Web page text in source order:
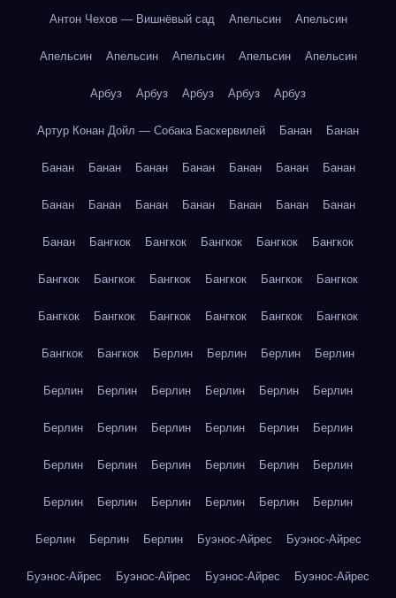
Антон Чехов — Вишнёвый сад Апельсин Апельсин
Апельсин Апельсин Апельсин Апельсин Апельсин
Арбуз Арбуз Арбуз Арбуз Арбуз
Артур Конан Дойл — Собака Баскервилей Банан Банан
Банан Банан Банан Банан Банан Банан Банан
Банан Банан Банан Банан Банан Банан Банан
Банан Бангкок Бангкок Бангкок Бангкок Бангкок
Бангкок Бангкок Бангкок Бангкок Бангкок Бангкок
Бангкок Бангкок Бангкок Бангкок Бангкок Бангкок
Бангкок Бангкок Берлин Берлин Берлин Берлин
Берлин Берлин Берлин Берлин Берлин Берлин
Берлин Берлин Берлин Берлин Берлин Берлин
Берлин Берлин Берлин Берлин Берлин Берлин
Берлин Берлин Берлин Берлин Берлин Берлин
Берлин Берлин Берлин Буэнос-Айрес Буэнос-Айрес
Буэнос-Айрес Буэнос-Айрес Буэнос-Айрес Буэнос-Айрес